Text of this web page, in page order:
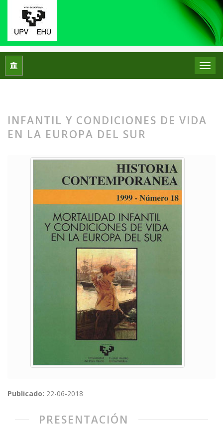
Inicio Núm. 18 (1999): Mortalidad infantil y
INFANTIL Y CONDICIONES DE VIDA
EN LA EUROPA DEL SUR
Publicado: 22-06-2018
PRESENTACIÓN